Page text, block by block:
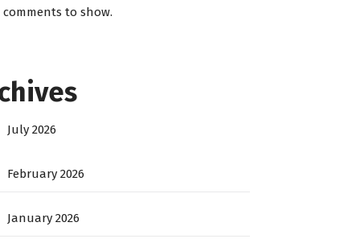
comments to show.
July 2026
February 2026
January 2026